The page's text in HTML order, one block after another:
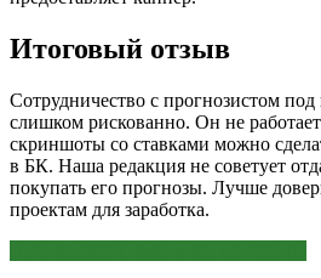
Итоговый отзыв
Сотрудничество с прогнозистом
слишком рискованно. Он не
скриншоты со ставками можно
в БК. Наша редакция не советует
покупать его прогнозы. Лучше
проектам для заработка.